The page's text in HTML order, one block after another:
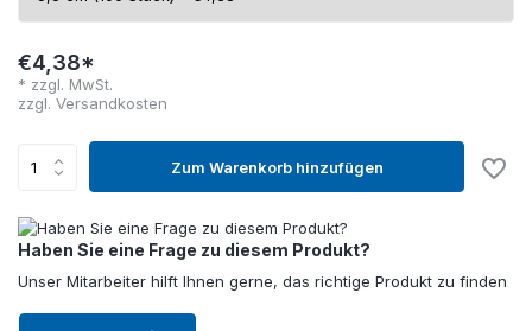
€4,38*
* zzgl. MwSt.
zzgl. Versandkosten
Zum Warenkorb hinzufügen
Haben Sie eine Frage zu diesem Produkt?
Unser Mitarbeiter hilft Ihnen gerne, das richtige Produkt zu finden